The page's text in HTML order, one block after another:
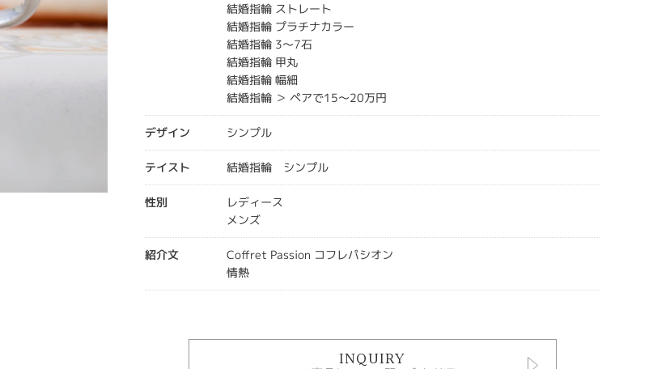
結婚指輪 ストレート
結婚指輪 プラチナカラー
結婚指輪 3～7石
結婚指輪 甲丸
結婚指輪 幅細
結婚指輪 ＞ ペアで15～20万円
デザイン シンプル
テイスト 結婚指輪 シンプル
性別
レディース
メンズ
紹介文
Coffret Passion コフレパシオン
情熱
INQUIRY